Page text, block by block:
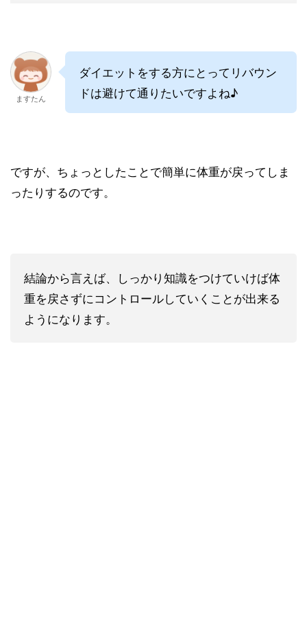
ますたん
ダイエットをする方にとってリバウン
ドは避けて通りたいですよね♪
ですが、ちょっとしたことで簡単に体重が戻ってしま
ったりするのです。
結論から言えば、しっかり知識をつけていけば体
重を戻さずにコントロールしていくことが出来る
ようになります。